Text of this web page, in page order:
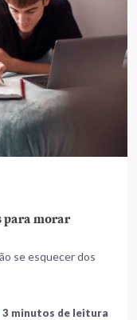
para morar
se esquecer dos
3 minutos de leitura